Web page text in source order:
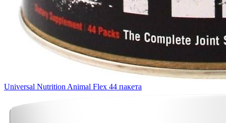
Universal Nutrition Animal Flex 44 пакета